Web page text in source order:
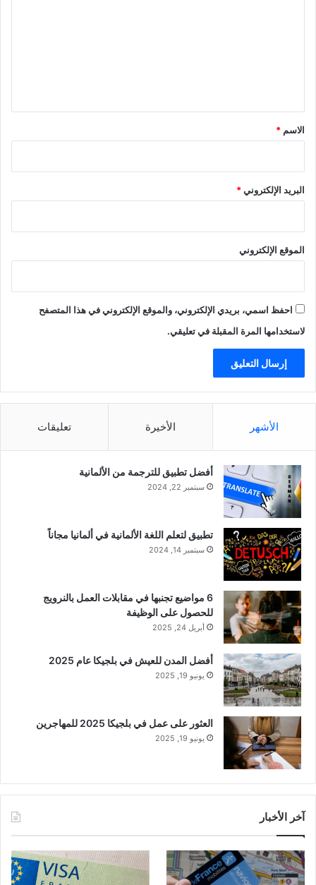
*
الاسم *
البريد الإلكتروني*
الموقع الإلكتروني
احفظ اسمي، بريدي الإلكتروني، والموقع الإلكتروني في هذا المتصفح
لاستخدامها المرة المقبلة في تعليقي.
الأشهر الأخيرة تعليقات
أفضل تطبيق للترجمة من الألمانية
سبتمبر 22, 2024
تطبيق لتعلم اللغة الألمانية في ألمانيا مجاناً
سبتمبر 14, 2024
6 مواضيع تجنبها في مقابلات العمل بالنرويج
للحصول على الوظيفة
أبريل 24, 2025
أفضل المدن للعيش في بلجيكا عام 2025
يونيو 19, 2025
العثور على عمل في بلجيكا 2025 للمهاجرين
يونيو 19, 2025
آخر الأخبار